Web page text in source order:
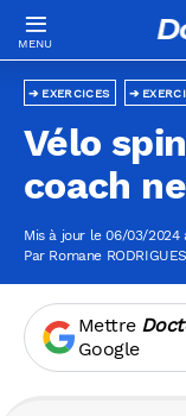
EXERCICES
Vélo
coach
Mis à jour le 06/03/2024
Par Romane RODRIGUES
Mettre
Google